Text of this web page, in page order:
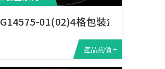
G14575-01(02)4格包裝盒
產品詢價 +